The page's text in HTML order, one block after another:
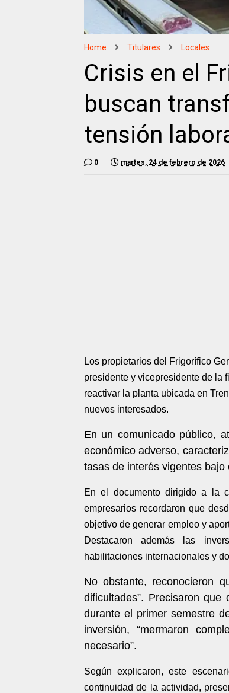
Home Titulares Locales
Crisis en el
buscan
tensión
0 martes, 24 de febrero de 2026
Los propietarios del Frigorífico
presidente y vicepresidente de la
reactivar la planta ubicada en
nuevos interesados.
En un comunicado público,
económico adverso,
tasas de interés vigentes
En el documento dirigido a la
empresarios recordaron que
objetivo de generar empleo y
Destacaron además las
habilitaciones internacionales y
No obstante, reconocieron
dificultades”. Precisaron
durante el primer semestre
inversión, “mermaron
necesario”.
Según explicaron, este
continuidad de la actividad,